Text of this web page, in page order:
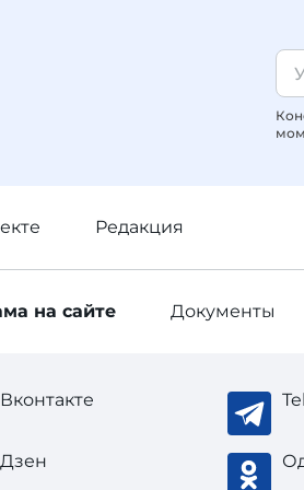
Редакция
на сайте Документы
Вконтакте
Дзен